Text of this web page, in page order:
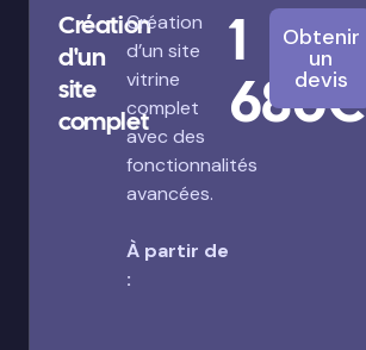
Création
d'un
site
complet
Création
d’un site
vitrine
complet
avec des
fonctionnalités
avancées.
À partir de
:
1
680€
Obtenir
un
devis